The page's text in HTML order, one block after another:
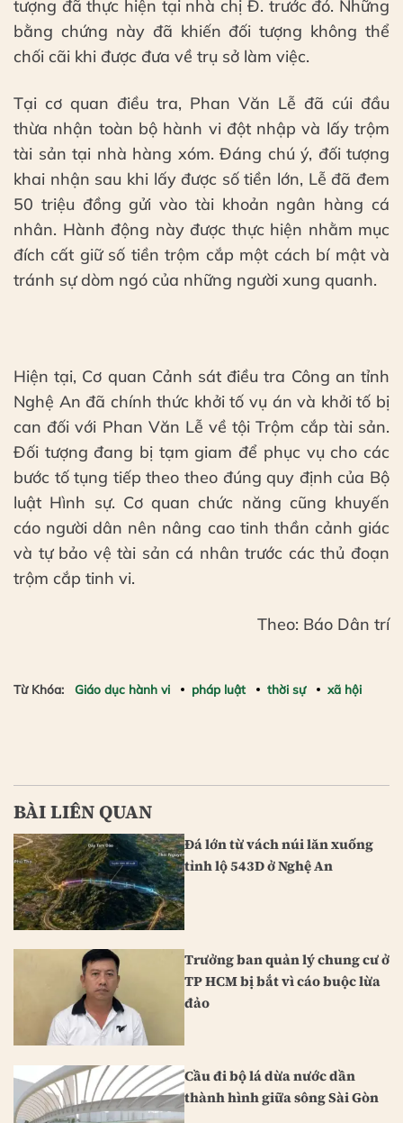
tượng đã thực hiện tại nhà chị Đ. trước đó. Những
bằng chứng này đã khiến đối tượng không thể
chối cãi khi được đưa về trụ sở làm việc.
Tại cơ quan điều tra, Phan Văn Lễ đã cúi đầu
thừa nhận toàn bộ hành vi đột nhập và lấy trộm
tài sản tại nhà hàng xóm. Đáng chú ý, đối tượng
khai nhận sau khi lấy được số tiền lớn, Lễ đã đem
50 triệu đồng gửi vào tài khoản ngân hàng cá
nhân. Hành động này được thực hiện nhằm mục
đích cất giữ số tiền trộm cắp một cách bí mật và
tránh sự dòm ngó của những người xung quanh.
Hiện tại, Cơ quan Cảnh sát điều tra Công an tỉnh
Nghệ An đã chính thức khởi tố vụ án và khởi tố bị
can đối với Phan Văn Lễ về tội Trộm cắp tài sản.
Đối tượng đang bị tạm giam để phục vụ cho các
bước tố tụng tiếp theo theo đúng quy định của Bộ
luật Hình sự. Cơ quan chức năng cũng khuyến
cáo người dân nên nâng cao tinh thần cảnh giác
và tự bảo vệ tài sản cá nhân trước các thủ đoạn
trộm cắp tinh vi.
Theo: Báo Dân trí
Từ Khóa: Giáo dục hành vi pháp luật thời sự xã hội
BÀI LIÊN QUAN
Đá lớn từ vách núi lăn xuống
tỉnh lộ 543D ở Nghệ An
Trưởng ban quản lý chung cư ở
TP HCM bị bắt vì cáo buộc lừa
đảo
Cầu đi bộ lá dừa nước dần
thành hình giữa sông Sài Gòn